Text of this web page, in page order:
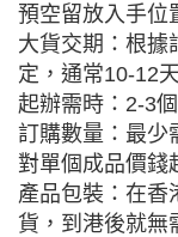
預空留放入手位
大貨交期：根據
定，通常10-12
起辦需時：2-3
訂購數量：最少
對單個成品價錢
產品包裝：在香
貨，到港後就無